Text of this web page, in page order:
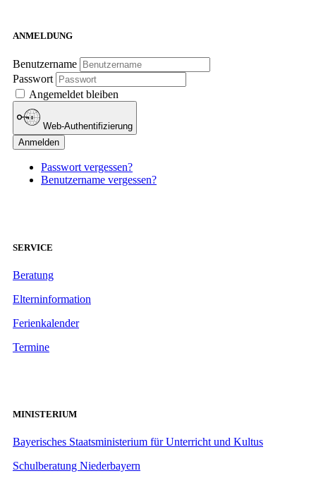
ANMELDUNG
Benutzername
Passwort
Angemeldet bleiben
Web-Authentifizierung
Anmelden
Passwort vergessen?
Benutzername vergessen?
SERVICE
Beratung
Elterninformation
Ferienkalender
Termine
MINISTERIUM
Bayerisches Staatsministerium für Unterricht und Kultus
Schulberatung Niederbayern